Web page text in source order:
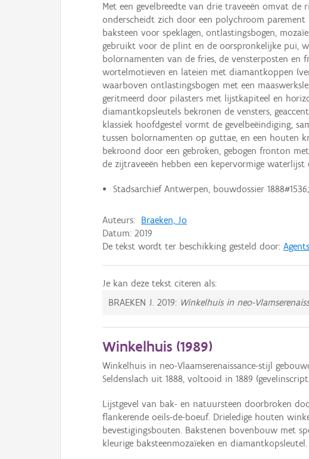
Met een gevelbreedte van drie traveeën omvat
onderscheidt zich door een polychroom
baksteen voor speklagen, ontlastingsbogen,
gebruikt voor de plint en de oorspronkelijke pui,
bolornamenten van de fries, de vensterposten
wortelmotieven en lateien met diamantkoppen
waarboven ontlastingsbogen met een
geritmeerd door pilasters met lijstkapiteel en
diamantkopsleutels bekronen de vensters,
klassiek hoofdgestel vormt de gevelbeëindiging,
tussen bolornamenten op guttae, en een houten
bekroond door een gebroken, gebogen fronton
de zijtraveeën hebben een kepervormige
Stadsarchief Antwerpen, bouwdossier
Auteurs: Braeken, Jo
Datum: 2019
De tekst wordt ter beschikking gesteld door:
Je kan deze tekst citeren als:
BRAEKEN J. 2019: Winkelhuis in neo-
Winkelhuis (1989)
Winkelhuis in neo-Vlaamserenaissance-stijl
Seldenslach uit 1888, voltooid in 1889
Lijstgevel van bak- en natuursteen doorbroken
flankerende oeils-de-boeuf. Drieledige houten
bevestigingsbouten. Bakstenen bovenbouw met
kleurige baksteenmozaïeken en diamantkopsleutel.